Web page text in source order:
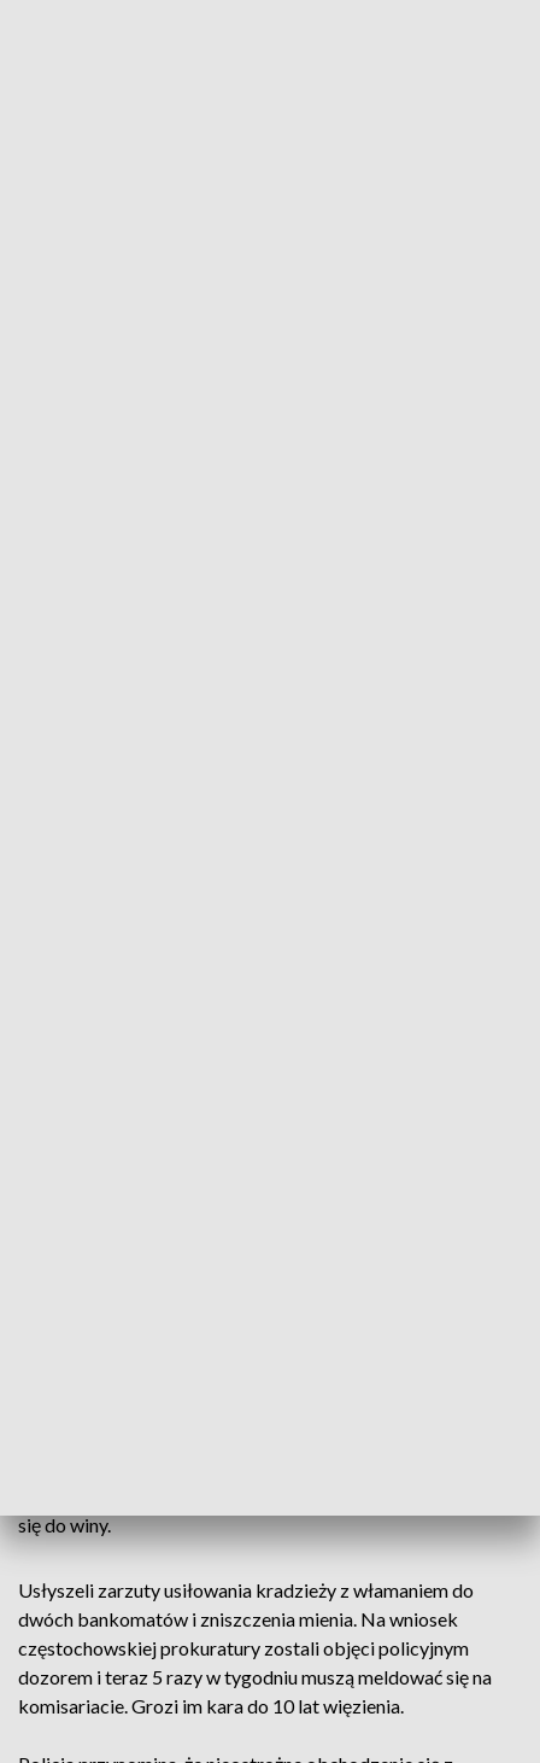
się do winy.
Usłyszeli zarzuty usiłowania kradzieży z włamaniem do
dwóch bankomatów i zniszczenia mienia. Na wniosek
częstochowskiej prokuratury zostali objęci policyjnym
dozorem i teraz 5 razy w tygodniu muszą meldować się na
komisariacie. Grozi im kara do 10 lat więzienia.